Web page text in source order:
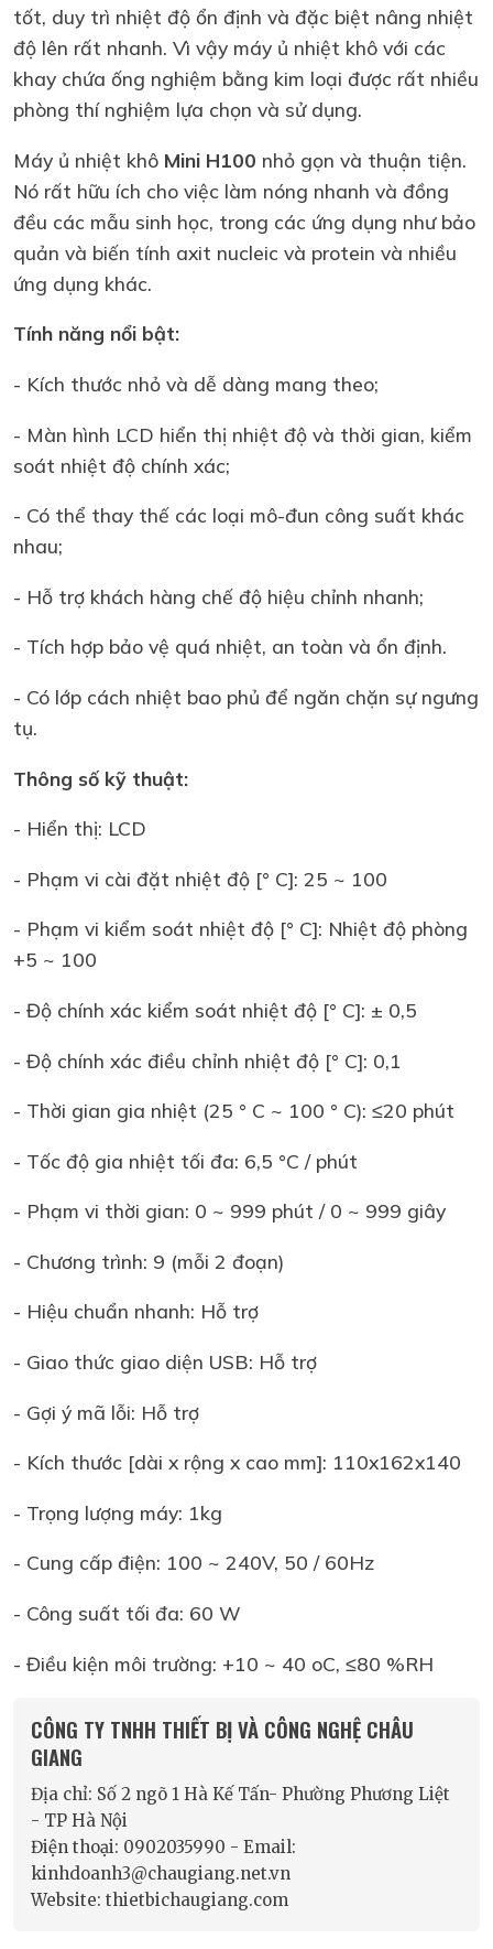
tốt, duy trì nhiệt độ ổn định và đặc biệt nâng nhiệt
độ lên rất nhanh. Vì vậy máy ủ nhiệt khô với các
khay chứa ống nghiệm bằng kim loại được rất nhiều
phòng thí nghiệm lựa chọn và sử dụng.
Máy ủ nhiệt khô Mini H100 nhỏ gọn và thuận tiện.
Nó rất hữu ích cho việc làm nóng nhanh và đồng
đều các mẫu sinh học, trong các ứng dụng như bảo
quản và biến tính axit nucleic và protein và nhiều
ứng dụng khác.
Tính năng nổi bật:
- Kích thước nhỏ và dễ dàng mang theo;
- Màn hình LCD hiển thị nhiệt độ và thời gian, kiểm
soát nhiệt độ chính xác;
- Có thể thay thế các loại mô-đun công suất khác
nhau;
- Hỗ trợ khách hàng chế độ hiệu chỉnh nhanh;
- Tích hợp bảo vệ quá nhiệt, an toàn và ổn định.
- Có lớp cách nhiệt bao phủ để ngăn chặn sự ngưng
tụ.
Thông số kỹ thuật:
- Hiển thị: LCD
- Phạm vi cài đặt nhiệt độ [° C]: 25 ~ 100
- Phạm vi kiểm soát nhiệt độ [° C]: Nhiệt độ phòng
+5 ~ 100
- Độ chính xác kiểm soát nhiệt độ [° C]: ± 0,5
- Độ chính xác điều chỉnh nhiệt độ [° C]: 0,1
- Thời gian gia nhiệt (25 ° C ~ 100 ° C): ≤20 phút
- Tốc độ gia nhiệt tối đa: 6,5 °C / phút
- Phạm vi thời gian: 0 ~ 999 phút / 0 ~ 999 giây
- Chương trình: 9 (mỗi 2 đoạn)
- Hiệu chuẩn nhanh: Hỗ trợ
- Giao thức giao diện USB: Hỗ trợ
- Gợi ý mã lỗi: Hỗ trợ
- Kích thước [dài x rộng x cao mm]: 110x162x140
- Trọng lượng máy: 1kg
- Cung cấp điện: 100 ~ 240V, 50 / 60Hz
- Công suất tối đa: 60 W
- Điều kiện môi trường: +10 ~ 40 oC, ≤80 %RH
CÔNG TY TNHH THIẾT BỊ VÀ CÔNG NGHỆ CHÂU
GIANG
Địa chỉ: Số 2 ngõ 1 Hà Kế Tấn- Phường Phương Liệt
- TP Hà Nội
Điện thoại: 0902035990 - Email:
kinhdoanh3@chaugiang.net.vn
Website: thietbichaugiang.com